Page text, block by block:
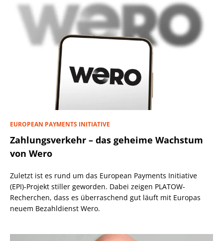
EUROPEAN PAYMENTS INITIATIVE
Zahlungsverkehr – das geheime Wachstum
von Wero
Zuletzt ist es rund um das European Payments Initiative
(EPI)-Projekt stiller geworden. Dabei zeigen PLATOW-
Recherchen, dass es überraschend gut läuft mit Europas
neuem Bezahldienst Wero.